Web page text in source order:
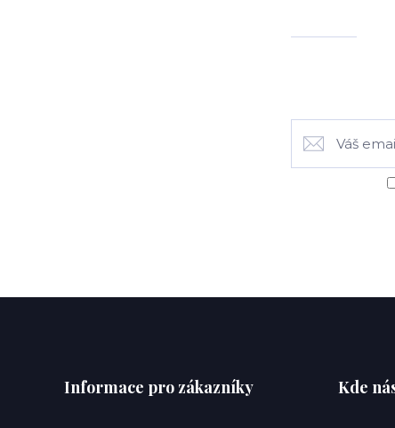
Informace pro zákazníky Kde